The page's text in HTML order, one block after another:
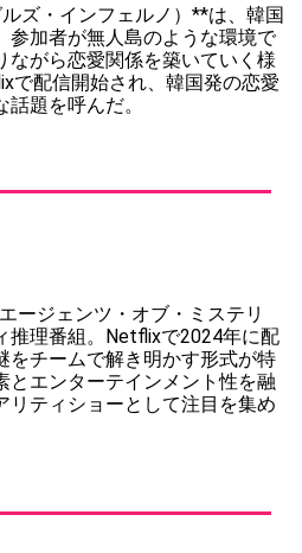
ズ・インフェルノ）**は、韓国
参加者が無人島のような環境で
ながら恋愛関係を築いていく様
で配信開始され、韓国発の恋愛
題を呼んだ。
ージェンツ・オブ・ミステリ
推理番組。Netflixで2024年に配
をチームで解き明かす形式が特
とエンターテインメント性を融
リティショーとして注目を集め